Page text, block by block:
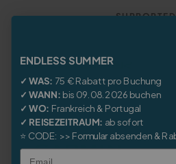
ENDLESS SUMMER
✓ WAS: 75 € Rabatt pro Buchung
✓ WANN: bis 09.08.2026 buchen
✓ WO: Frankreich & Portugal
✓ REISEZEITRAUM: ab sofort
⭐ CODE: >> Formular absenden &
Email